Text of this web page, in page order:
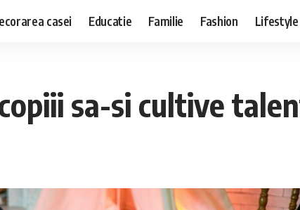
casei Educatie Familie Fashion Lifestyle
sa-si cultive